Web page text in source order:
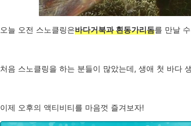
오늘 오전 스노클링은바다거북과 흰동가리돔를 만날
처음 스노클링을 하는 분들이 많았는데, 생애 첫 바다
이제 오후의 액티비티를 마음껏 즐겨보자!